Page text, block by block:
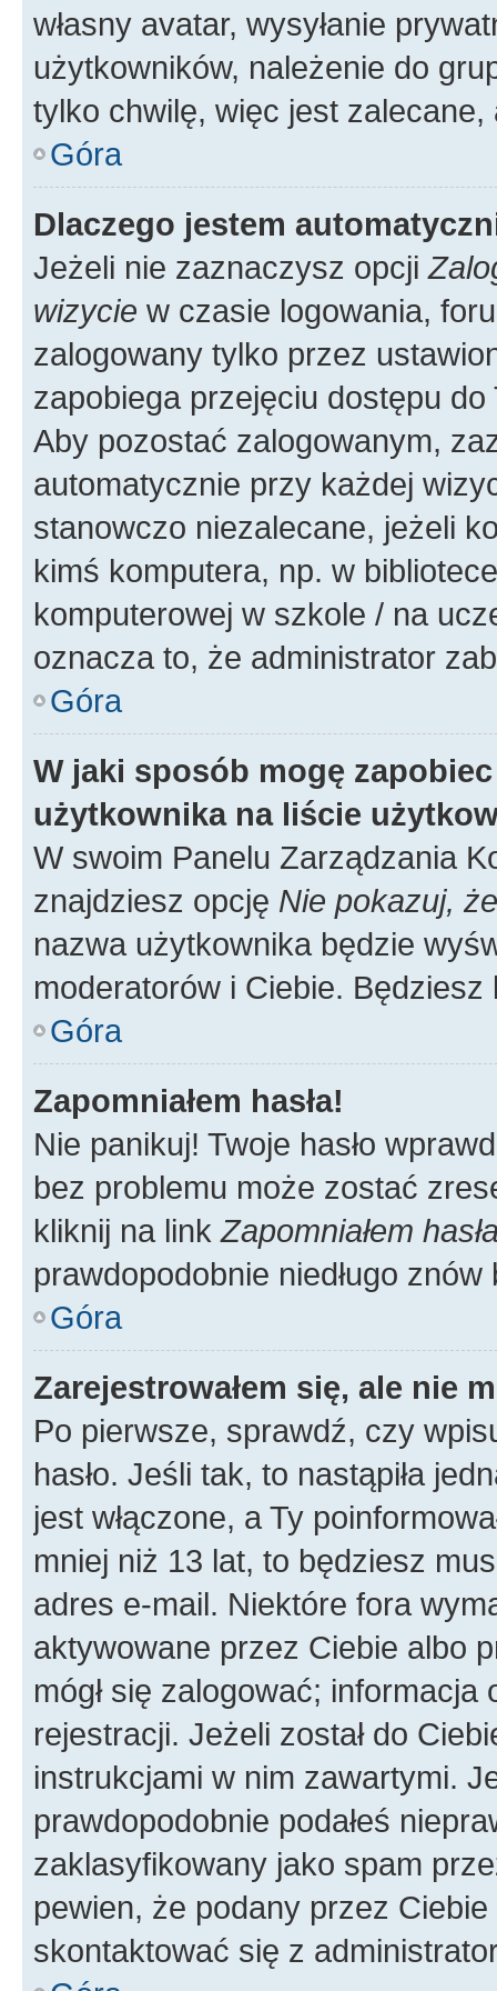
własny avatar, wysyłanie
użytkowników, należenie do
tylko chwilę, więc jest zalecane,
Góra
Dlaczego jestem
Jeżeli nie zaznaczysz opcji
wizycie w czasie logowania,
zalogowany tylko przez
zapobiega przejęciu dostępu
Aby pozostać zalogowanym,
automatycznie przy każdej
stanowczo niezalecane, jeżeli
kimś komputera, np. w
komputerowej w szkole / na
oznacza to, że administrator
Góra
W jaki sposób mogę
użytkownika na liście
W swoim Panelu Zarządzania
znajdziesz opcję Nie pokazuj,
nazwa użytkownika będzie
moderatorów i Ciebie.
Góra
Zapomniałem hasła!
Nie panikuj! Twoje hasło
bez problemu może zostać
kliknij na linkZapomniałem
prawdopodobnie niedługo
Góra
Zarejestrowałem się, ale nie
Po pierwsze, sprawdź, czy
hasło. Jeśli tak, to nastąpiła
jest włączone, a Ty
mniej niż 13 lat, to będziesz
adres e-mail. Niektóre fora
aktywowane przez Ciebie albo
mógł się zalogować;
rejestracji. Jeżeli został do
instrukcjami w nim zawartymi.
prawdopodobnie podałeś
zaklasyfikowany jako spam
pewien, że podany przez
skontaktować się z